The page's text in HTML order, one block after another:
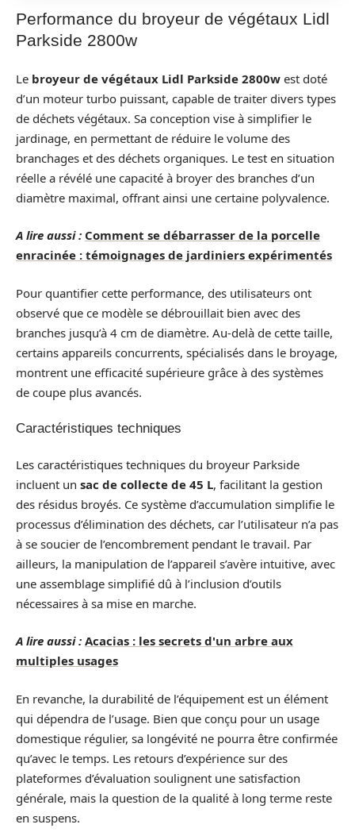
Performance du broyeur de végétaux Lidl
Parkside 2800w
Le broyeur de végétaux Lidl Parkside 2800w est doté
d’un moteur turbo puissant, capable de traiter divers types
de déchets végétaux. Sa conception vise à simplifier le
jardinage, en permettant de réduire le volume des
branchages et des déchets organiques. Le test en situation
réelle a révélé une capacité à broyer des branches d’un
diamètre maximal, offrant ainsi une certaine polyvalence.
A lire aussi : Comment se débarrasser de la porcelle
enracinée : témoignages de jardiniers expérimentés
Pour quantifier cette performance, des utilisateurs ont
observé que ce modèle se débrouillait bien avec des
branches jusqu’à 4 cm de diamètre. Au-delà de cette taille,
certains appareils concurrents, spécialisés dans le broyage,
montrent une efficacité supérieure grâce à des systèmes
de coupe plus avancés.
Caractéristiques techniques
Les caractéristiques techniques du broyeur Parkside
incluent un sac de collecte de 45 L, facilitant la gestion
des résidus broyés. Ce système d’accumulation simplifie le
processus d’élimination des déchets, car l’utilisateur n’a pas
à se soucier de l’encombrement pendant le travail. Par
ailleurs, la manipulation de l’appareil s’avère intuitive, avec
une assemblage simplifié dû à l’inclusion d’outils
nécessaires à sa mise en marche.
A lire aussi : Acacias : les secrets d'un arbre aux
multiples usages
En revanche, la durabilité de l’équipement est un élément
qui dépendra de l’usage. Bien que conçu pour un usage
domestique régulier, sa longévité ne pourra être confirmée
qu’avec le temps. Les retours d’expérience sur des
plateformes d’évaluation soulignent une satisfaction
générale, mais la question de la qualité à long terme reste
en suspens.